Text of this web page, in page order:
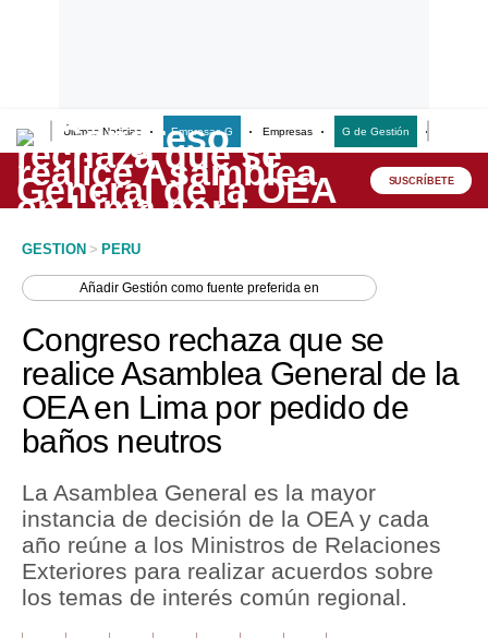
Últimas Noticias Empresas G Empresas G de Gestión
Lo último
Peru Quiosco
Economía
Mercados
Perú
Política
Tu Dinero
Finanzas Personales
SUSCRÍBETE
GESTION > PERU
AñadirGestión como fuente preferida en
Congreso rechaza que se
realice Asamblea General de la
OEA en Lima por pedido de
baños neutros
La Asamblea General es la mayor
instancia de decisión de la OEA y cada
año reúne a los Ministros de Relaciones
Exteriores para realizar acuerdos sobre
los temas de interés común regional.